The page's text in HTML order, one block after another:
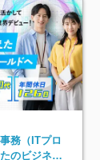
務（ITプロ
のビジネス